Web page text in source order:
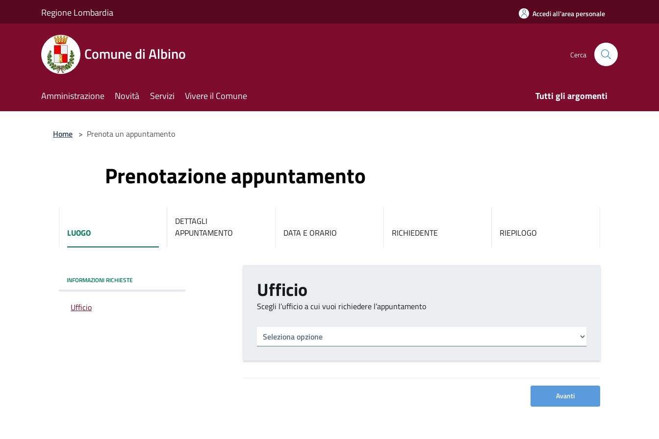
Regione Lombardia Accedi all'area personale
Comune di Albino Cerca
Amministrazione Novità Servizi Vivere il Comune Tutti gli argomenti
Home > Prenota un appuntamento
Prenotazione appuntamento
LUOGO
DETTAGLI
APPUNTAMENTO
DATA E ORARIO RICHIEDENTE RIEPILOGO
INFORMAZIONI RICHIESTE
Ufficio
Ufficio
Scegli l’ufficio a cui vuoi richiedere l’appuntamento
Avanti